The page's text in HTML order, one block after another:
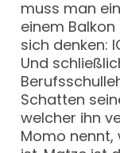
muss man
einem
sich denken:
Und
Schatten
welcher ihn
Momo nennt,